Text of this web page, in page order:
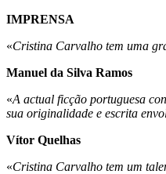
IMPRENSA
«Cristina Carvalho tem uma
Manuel da Silva Ramos
«A actual ficção portuguesa
sua originalidade e escrita
Vítor Quelhas
«Cristina Carvalho tem um